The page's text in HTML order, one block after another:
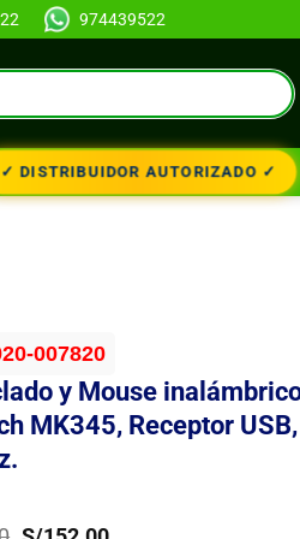
974439522
✓ DISTRIBUIDOR AUTORIZADO ✓
007820
y Mouse
MK345, Receptor